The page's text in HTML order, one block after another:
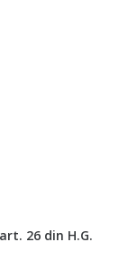
26 din H.G.